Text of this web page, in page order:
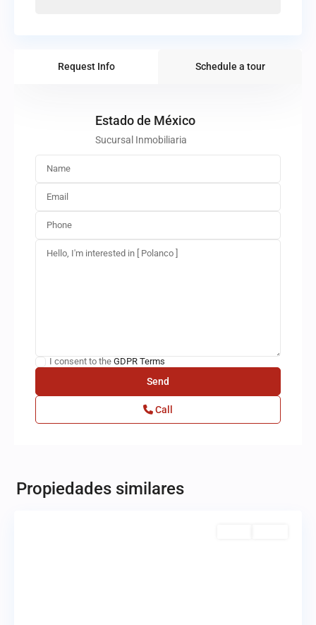
Request Info Schedule a tour
Estado de México
Sucursal Inmobiliaria
I consent to the GDPR Terms
Call
Propiedades similares
Miguel
Hidalgo